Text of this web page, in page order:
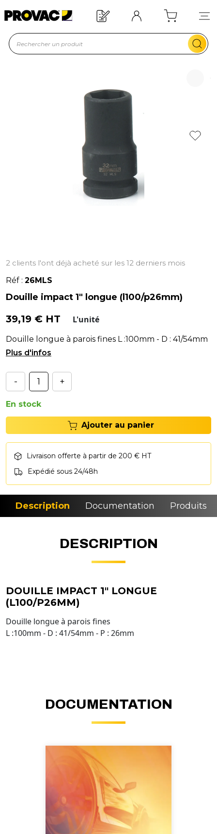
Offre de bienvenue : 20€ offerts !
En savoir plus
2 clients l'ont déjà acheté sur les 12 derniers mois
Réf : 26MLS
Douille impact 1" longue (l100/p26mm)
39,19 € HT L'unité
Douille longue à parois fines L :100mm - D : 41/54mm
- P : 26mm
- +
En stock
Ajouter au panier
Livraison offerte à partir de 200 € HT
Expédié sous 24/48h
Description Documentation Produits
DESCRIPTION
DOUILLE IMPACT 1" LONGUE
(L100/P26MM)
Douille longue à parois fines
L :100mm - D : 41/54mm - P : 26mm
DOCUMENTATION